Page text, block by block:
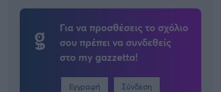
Για να προσθέσεις το σχόλιο
σου πρέπει να συνδεθείς
στο my gazzetta!
Εγγραφή Σύνδεση